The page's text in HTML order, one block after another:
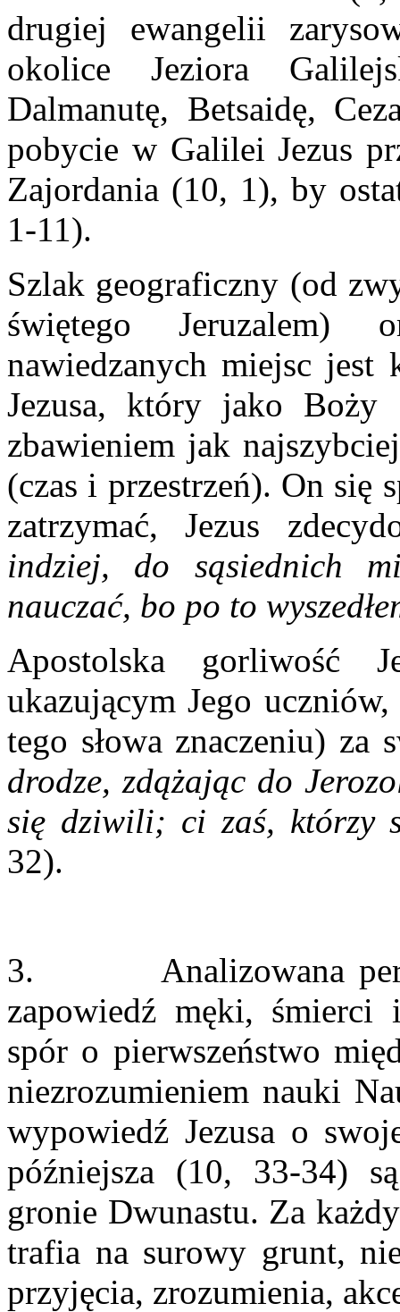
drugiej ewangelii
okolice Jeziora
Dalmanutę, Betsaidę,
pobycie w Galilei Jezus
Zajordania (10, 1), by
1-11).
Szlak geograficzny (od
świętego Jeruzalem)
nawiedzanych miejsc jest
Jezusa, który jako Boży
zbawieniem jak
(czas i przestrzeń). On się
zatrzymać, Jezus
indziej, do sąsiednich
nauczać, bo po to
Apostolska gorliwość
ukazującym Jego
tego słowa znaczeniu) za
drodze, zdążając do
się dziwili; ci zaś, którzy
32).
3. Analizowana
zapowiedź męki, śmierci
spór o pierwszeństwo
niezrozumieniem nauki
wypowiedź Jezusa o
późniejsza (10, 33-34)
gronie Dwunastu. Za
trafia na surowy grunt,
przyjęcia, zrozumienia,